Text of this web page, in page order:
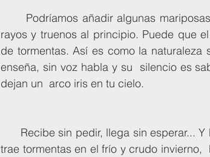
rayos y truenos al principio. Puede que
de tormentas. Así es como la
enseña, sin voz habla y su  silencio es
dejan un  arco iris en tu cielo.
trae tormentas en el frío y crudo invierno,